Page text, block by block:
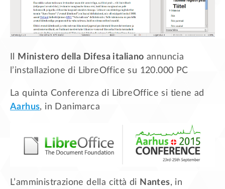
Ministero della Difesa italiano annuncia
l’installazione di LibreOffice su 120.000 PC
La quinta Conferenza di LibreOffice si tiene ad
Aarhus, in Danimarca
L’amministrazione della città di Nantes, in